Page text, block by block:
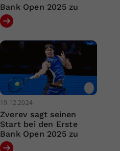
Bank Open 2025 zu
19.12.2024
Zverev sagt seinen
Start bei den Erste
Bank Open 2025 zu